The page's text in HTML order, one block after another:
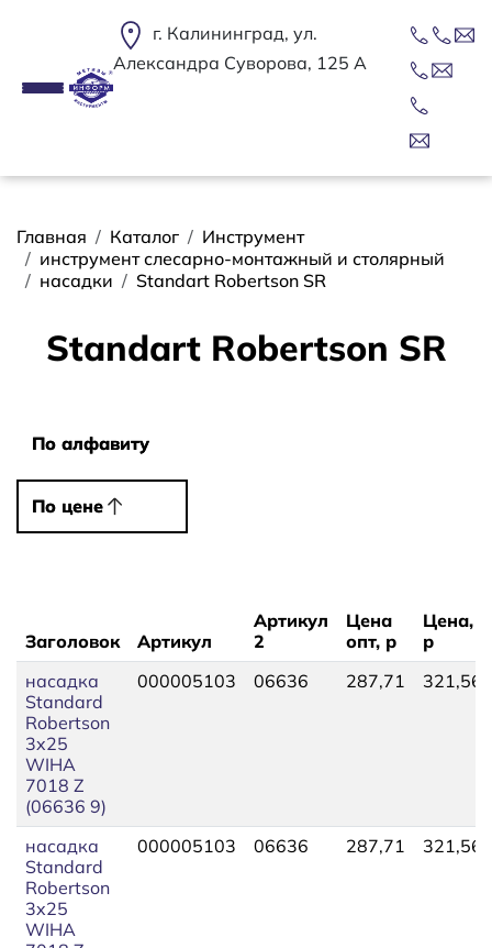
г. Калининград, ул.
Александра Суворова, 125 А
Строка навигации
Главная Каталог
Инструмент
инструмент слесарно-монтажный и столярный
насадки
Standart Robertson SR
Standart Robertson SR
По алфавиту
По алфавиту
По цене
По цене
Заголовок Артикул
Артикул
2
Цена
опт, р
Цена,
р
насадка
Standard
Robertson
3x25
WIHA
7018 Z
(06636 9)
000005103 06636 287,71 321,56
насадка
Standard
Robertson
3x25
WIHA
000005103 06636 287,71 321,56